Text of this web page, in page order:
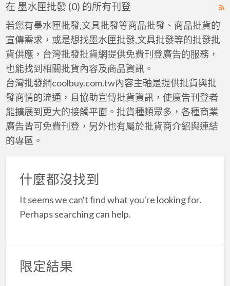
在 墨水匣批發 (0) 的所有刊登
若您有墨水匣批發,文具批發等商品批發、商品批貨的
宣傳需求，或是想找墨水匣批發,文具批發等的批發批
貨供應，台灣批發批貨網提供免費刊登廣告的服務，
也能找到相關批貨內容及商品資訊。
台灣批發網coolbuy.com.tw內容主軸是提供批貨與批
發商情的流通，且協助宣傳批貨資訊，使廣告刊登者
能擴展到更大的接觸平面。批貨種類眾多，各種商業
廣告皆可免費刊登，另外也有屬於批貨商介紹與連結
的專區。
什麼都沒找到
It seems we can't find what you're looking for.
Perhaps searching can help.
限定結果